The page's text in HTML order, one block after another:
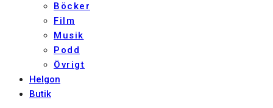
Böcker
Film
Musik
Podd
Övrigt
Helgon
Butik